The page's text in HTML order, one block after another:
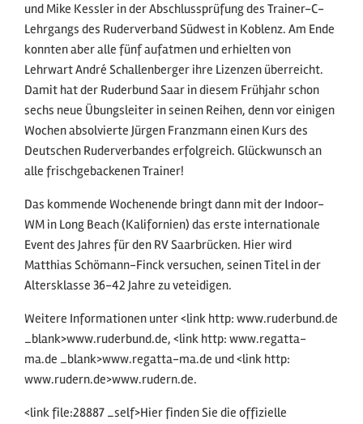
und Mike Kessler in der Abschlussprüfung des Trainer-C-
Lehrgangs des Ruderverband Südwest in Koblenz. Am Ende
konnten aber alle fünf aufatmen und erhielten von
Lehrwart André Schallenberger ihre Lizenzen überreicht.
Damit hat der Ruderbund Saar in diesem Frühjahr schon
sechs neue Übungsleiter in seinen Reihen, denn vor einigen
Wochen absolvierte Jürgen Franzmann einen Kurs des
Deutschen Ruderverbandes erfolgreich. Glückwunsch an
alle frischgebackenen Trainer!
Das kommende Wochenende bringt dann mit der Indoor-
WM in Long Beach (Kalifornien) das erste internationale
Event des Jahres für den RV Saarbrücken. Hier wird
Matthias Schömann-Finck versuchen, seinen Titel in der
Altersklasse 36-42 Jahre zu veteidigen.
Weitere Informationen unter <link http: www.ruderbund.de
_blank>www.ruderbund.de, <link http: www.regatta-
ma.de _blank>www.regatta-ma.de und <link http:
www.rudern.de>www.rudern.de.
<link file:28887 _self>Hier finden Sie die offizielle